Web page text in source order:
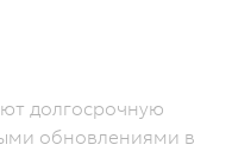
долгосрочную
обновлениями в